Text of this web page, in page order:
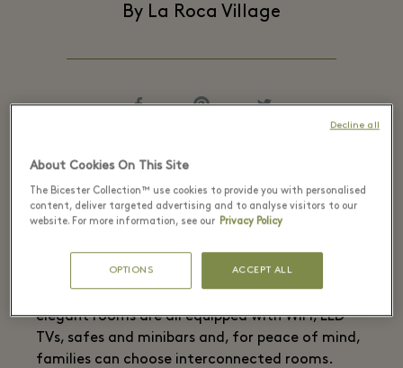
By La Roca Village
A stone’s throw from the beach, less than 25
minutes from the airport and 15 minutes from
the city centre, the Hilton Diagonal Mar
Barcelona is the ideal base for a beach holiday,
cultural getaway or romantic weekend in the
elegant rooms are all equipped with WiFi, LED
TVs, safes and minibars and, for peace of mind,
families can choose interconnected rooms.
About Cookies On This Site
The Bicester Collection™ use cookies to provide you with personalised
content, deliver targeted advertising and to analyse visitors to our
website. For more information, see our Privacy Policy
OPTIONS ACCEPT ALL
Decline all